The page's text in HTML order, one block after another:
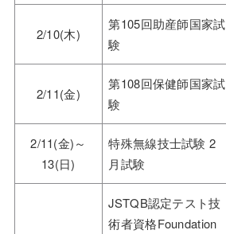
2/10(木)
第105回助産師国家試
験
2/11(金)
第108回保健師国家試
験
2/11(金)～
13(日)
特殊無線技士試験 2
月試験
JSTQB認定テスト技
術者資格Foundation